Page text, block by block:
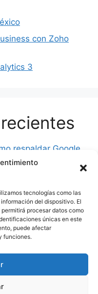
tecnologías como las
del dispositivo. El
procesar datos como
únicas en este
puede afectar
funciones.
con Zoho
3
respaldar Google
Checklist